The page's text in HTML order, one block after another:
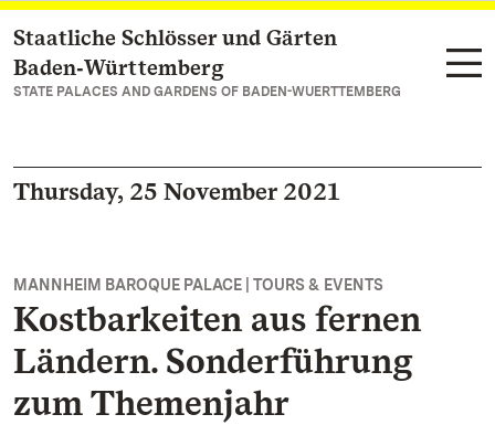
Navigate to main page
Staatliche Schlösser und Gärten
Baden‑Württemberg
STATE PALACES AND GARDENS OF BADEN-WUERTTEMBERG
Thursday, 25 November 2021
MANNHEIM BAROQUE PALACE | TOURS & EVENTS
Kostbarkeiten aus fernen
Ländern. Sonderführung
zum Themenjahr